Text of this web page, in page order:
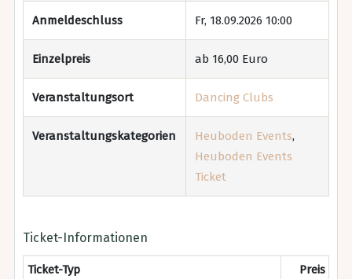
Anmeldeschluss Fr, 18.09.2026 10:00
Einzelpreis ab 16,00 Euro
Veranstaltungsort Dancing Clubs
Veranstaltungskategorien Heuboden Events,
Heuboden Events
Ticket
Ticket-Informationen
Ticket-Typ
Preis